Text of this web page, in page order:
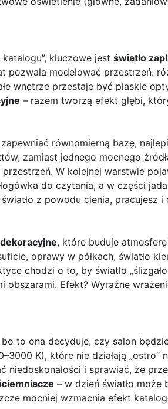
kluczowe jest światło
pozwala modelować przestrzeń:
wnętrze przestaje być płaskie
– razem tworzą efekt głębi,
równomierną bazę,
zamiast jednego mocnego
przestrzeń. W kolejnej warstwie
do czytania, a w części
z powodu cienia,
, które buduje
oprawy w półkach, światło
chodzi o to, by światło
obszarami. Efekt? Wyraźne
to ona decyduje, czy salon
K), które nie działają
niedoskonałości i sprawiać, że
– w dzień światło może
mocniej wzmacnia efekt